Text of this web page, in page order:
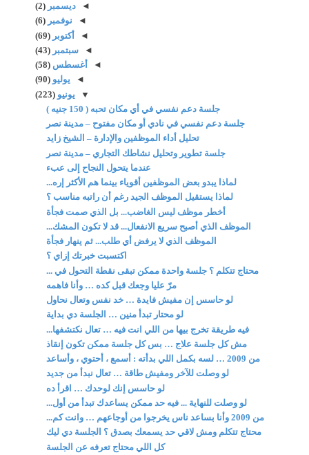
◄ديسمبر(2)
◄ نوفمبر(6)
◄أكتوبر(69)
◄سبتمبر(43)
◄
أغسطس(58)
◄ يوليو(90)
▼ يونيو(223)
جلسة دعم نفسي في أي مكان تحبه ( 150 جنيه )
جلسة دعم نفسي في نادي أو مكان مفتوح – مدينة نصر
تحليل أداء الموظفين والإدارة – الشيخ زايد
جلسة تطوير وتحليل نشاطك التجاري – مدينة نصر
عندما يتحول النجاح إلى عبء
لماذا يبدو بعض الموظفين أقوياء بينما هم الأكثر إره...
لماذا يستقيل الموظف الجيد رغم أن راتبه مناسب ؟
أخطر موظف ليس الغاضب... بل الذي صمت فجأة
الموظف الذي أصبح سريع الانفعال... قد لا تكون المشك...
الموظف الذي لا يرفض أي طلب... ثم ينهار فجأة
اكتسبت خبرتك إزاي ؟
محتاج تتكلم ؟ جلسة واحدة ممكن تبقى نقطة التحول في ...
مرّ عليا وجعك قبل كده … وأنا فاهمه
لو حاسس إن مفيش فايدة … خد نفس وتعال نحاول
لو محتار تبدأ منين … الجلسة دي بداية
فيه طريقة تخرج بيها من اللي انت فيه … تعال نكتشفها...
مش كل جلسة علاج … بس كل جلسة ممكن تكون إنقاذ
من 2009 … لسه بكمل اللي بدأته : أسمع ، أحتوي ، وأساعد
لو وصلت للآخر ومفيش طاقة … تعال نبدأ من جديد
لو حاسس إنك لوحدك … اقرأ ده
لو وصلت للنهاية ... فيه حد ممكن يساعدك تبدأ من أول...
من 2009 وأنا بساعد ناس يخرجوا من أوجاعهم … وانت كم...
محتاج تتكلم ومش لاقي حد يسمعك بصدق ؟ الجلسة دي ليك
كل اللي محتاج تعرفه عن الجلسة